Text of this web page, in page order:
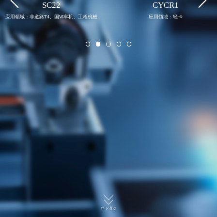
SC22
应用领域：非道路T4、国Ⅵ车机、工程机械
CYCR1
应用领域：轻卡